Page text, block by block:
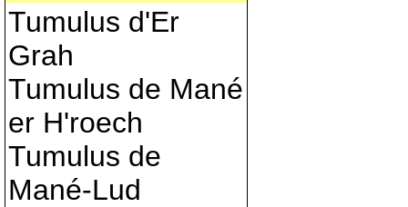
Tumulus d'Er
Grah
Tumulus de Mané
er H'roech
Tumulus de
Mané-Lud